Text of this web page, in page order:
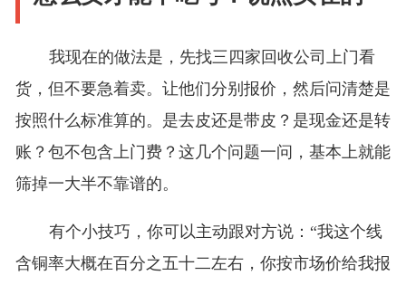
我现在的做法是，先找三四家回收公司上门看
货，但不要急着卖。让他们分别报价，然后问清楚是
按照什么标准算的。是去皮还是带皮？是现金还是转
账？包不包含上门费？这几个问题一问，基本上就能
筛掉一大半不靠谱的。
有个小技巧，你可以主动跟对方说：“我这个线
含铜率大概在百分之五十二左右，你按市场价给我报